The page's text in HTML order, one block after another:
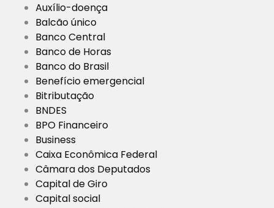
Auxílio-doença
Balcão único
Banco Central
Banco de Horas
Banco do Brasil
Benefício emergencial
Bitributação
BNDES
BPO Financeiro
Business
Caixa Econômica Federal
Câmara dos Deputados
Capital de Giro
Capital social